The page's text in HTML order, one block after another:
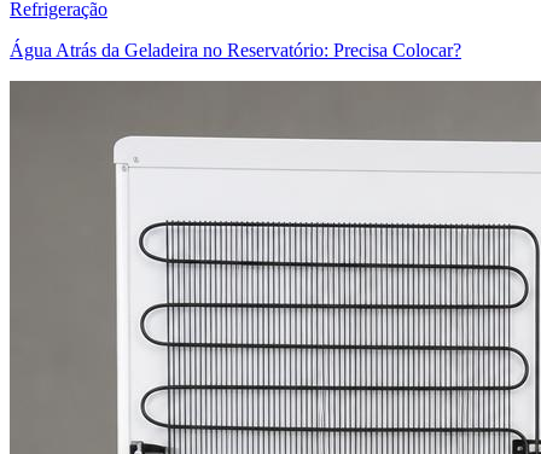
Refrigeração
Água Atrás da Geladeira no Reservatório: Precisa Colocar?